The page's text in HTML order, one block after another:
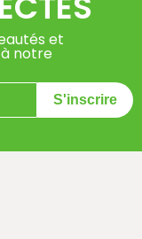
et
notre
S'inscrire